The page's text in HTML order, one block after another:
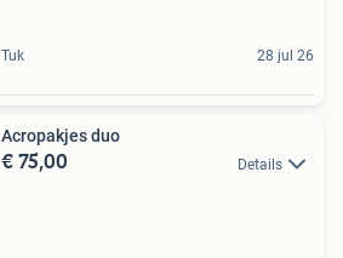
Tuk 28 jul 26
Acropakjes duo
€ 75,00 Details